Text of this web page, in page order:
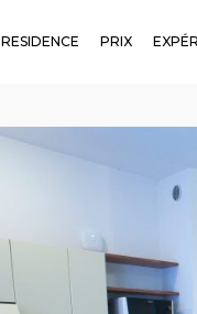
RESIDENCE PRIX